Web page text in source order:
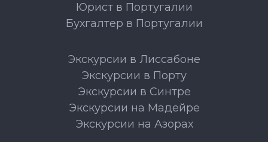
Юрист в Португалии
Бухгалтер в Португалии
Экскурсии в Лиссабоне
Экскурсии в Порту
Экскурсии в Синтре
Экскурсии на Мадейре
Экскурсии на Азорах